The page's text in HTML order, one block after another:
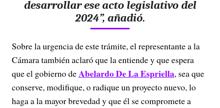
desarrollar ese acto legislativo del
2024”, añadió.
Sobre la urgencia de este trámite, el representante a la
Cámara también aclaró que la entiende y que espera
que el gobierno deAbelardo De La Espriella, sea que
conserve, modifique, o radique un proyecto nuevo, lo
haga a la mayor brevedad y que él se compromete a